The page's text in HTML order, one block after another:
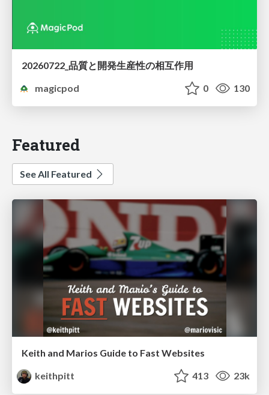
20260722_品質と開発生産性の相互作用
magicpod
0 130
Featured
See All Featured
Keith and Marios Guide to Fast Websites
keithpitt
413 23k